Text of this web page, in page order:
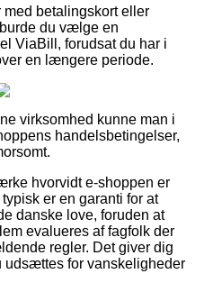
betalingskort eller
du vælge en
ViaBill, forudsat du har i
en længere periode.
virksomhed kunne man i
handelsbetingelser,
hvorvidt e-shoppen er
er en garanti for at
danske love, foruden at
evalueres af fagfolk der
regler. Det giver dig
udsættes for vanskeligheder